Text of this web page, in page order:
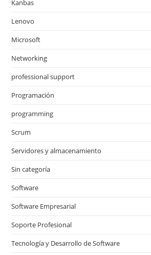
Kanbas
Lenovo
Microsoft
Networking
professional support
Programación
programming
Scrum
Servidores y almacenamiento
Sin categoría
Software
Software Empresarial
Soporte Profesional
Tecnología y Desarrollo de Software